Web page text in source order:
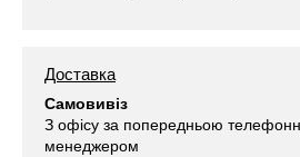
Доставка
Самовивіз
З офісу за попередньою
менеджером